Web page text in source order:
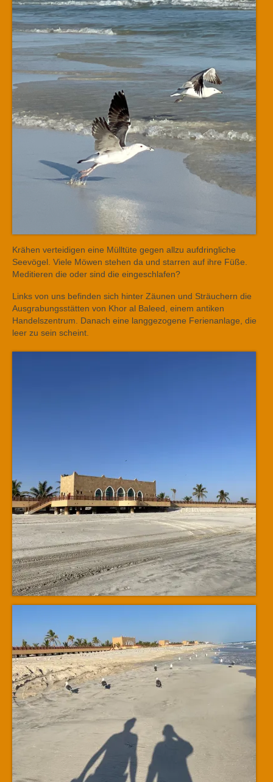
Krähen verteidigen eine Mülltüte gegen allzu aufdringliche
Seevögel. Viele Möwen stehen da und starren auf ihre Füße.
Meditieren die oder sind die eingeschlafen?
Links von uns befinden sich hinter Zäunen und Sträuchern die
Ausgrabungsstätten von Khor al Baleed, einem antiken
Handelszentrum. Danach eine langgezogene Ferienanlage, die
leer zu sein scheint.